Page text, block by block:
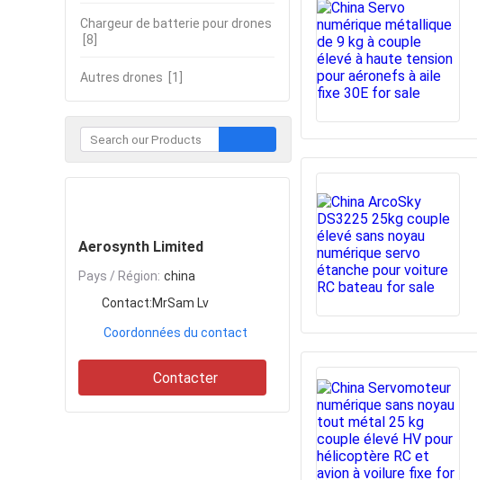
Chargeur de batterie pour drones
[8]
Autres drones [1]
Aerosynth Limited
Pays / Région: china
Contact:MrSam Lv
Coordonnées du contact
Contacter